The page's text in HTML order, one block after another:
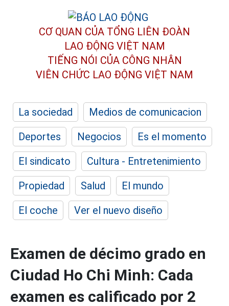
CƠ QUAN CỦA TỔNG LIÊN ĐOÀN
LAO ĐỘNG VIỆT NAM
TIẾNG NÓI CỦA CÔNG NHÂN
VIÊN CHỨC LAO ĐỘNG VIỆT NAM
La sociedad
Medios de comunicacion
Deportes
Negocios
Es el momento
El sindicato
Cultura - Entretenimiento
Propiedad
Salud
El mundo
El coche
Ver el nuevo diseño
Examen de décimo grado en
Ciudad Ho Chi Minh: Cada
examen es calificado por 2